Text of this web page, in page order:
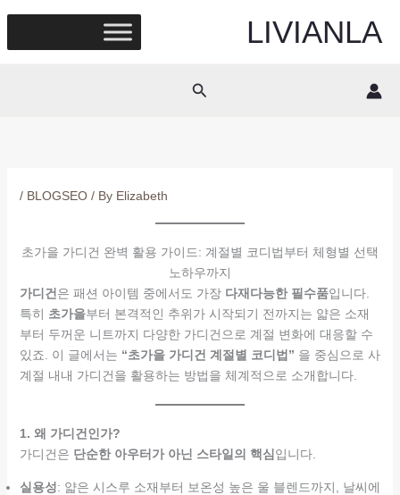
content
LIVIANLA
Search
/ BLOGSEO/ By Elizabeth
초가을 가디건 완벽 활용 가이드: 계절별 코디법부터 체형별 선택
노하우까지
가디건 은 패션 아이템 중에서도 가장 다재다능한 필수품입니다.
특히 초가을부터 본격적인 추위가 시작되기 전까지는 얇은 소재
부터 두꺼운 니트까지 다양한 가디건으로 계절 변화에 대응할 수
있죠. 이 글에서는 “초가을 가디건 계절별 코디법” 을 중심으로 사
계절 내내 가디건을 활용하는 방법을 체계적으로 소개합니다.
1. 왜 가디건인가?
가디건은 단순한 아우터가 아닌 스타일의 핵심 입니다.
실용성: 얇은 시스루 소재부터 보온성 높은 울 블렌드까지, 날씨에